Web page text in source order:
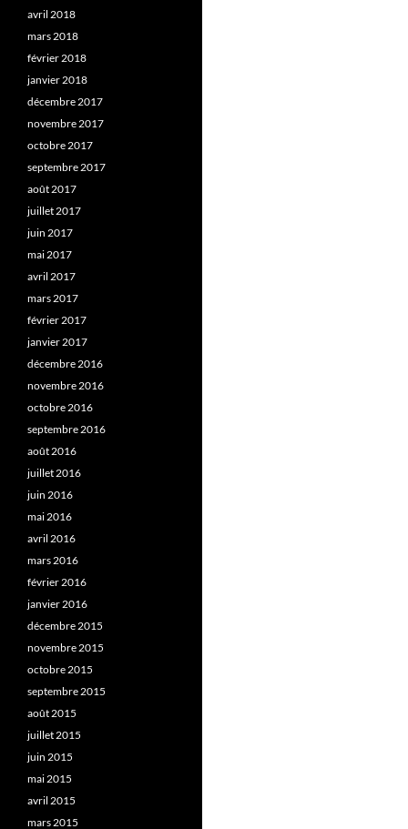
avril 2018
mars 2018
février 2018
janvier 2018
décembre 2017
novembre 2017
octobre 2017
septembre 2017
août 2017
juillet 2017
juin 2017
mai 2017
avril 2017
mars 2017
février 2017
janvier 2017
décembre 2016
novembre 2016
octobre 2016
septembre 2016
août 2016
juillet 2016
juin 2016
mai 2016
avril 2016
mars 2016
février 2016
janvier 2016
décembre 2015
novembre 2015
octobre 2015
septembre 2015
août 2015
juillet 2015
juin 2015
mai 2015
avril 2015
mars 2015